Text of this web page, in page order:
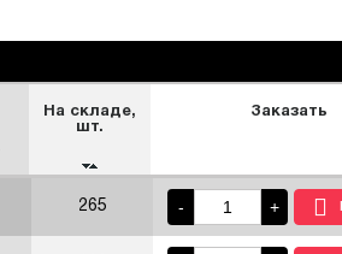
На складе,
шт.
Заказать
265 - +